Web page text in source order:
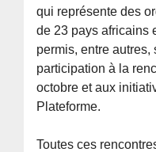
qui représente des
de 23 pays africains
permis, entre autres,
participation à la
octobre et aux
Plateforme.
Toutes ces